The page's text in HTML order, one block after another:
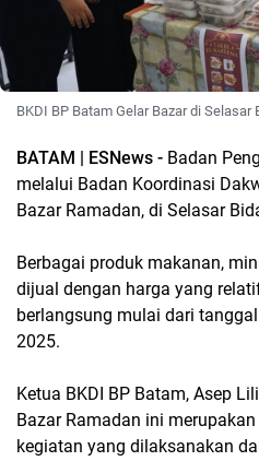
BKDI BP Batam Gelar Bazar di Selasar
BATAM | ESNews - Badan
melalui Badan Koordinasi
Bazar Ramadan, di Selasar
Berbagai produk makanan,
dijual dengan harga yang
berlangsung mulai dari
2025.
Ketua BKDI BP Batam, Asep
Bazar Ramadan ini
kegiatan yang dilaksanakan